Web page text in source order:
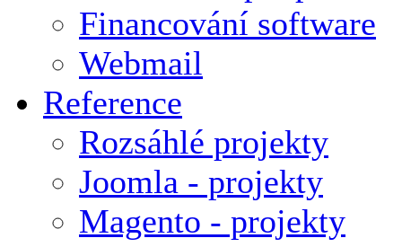
Financování software
Webmail
Reference
Rozsáhlé projekty
Joomla - projekty
Magento - projekty